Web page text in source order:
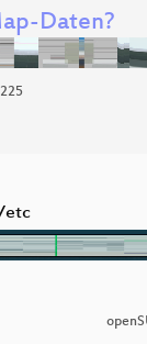
Daten?
225
etc